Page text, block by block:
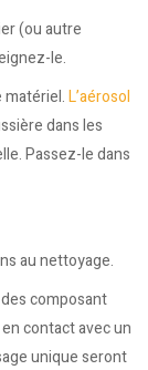
(ou autre
le.
matériel.L’aérosol
dans les
Passez-le dans
au nettoyage.
composant
contact avec un
unique seront